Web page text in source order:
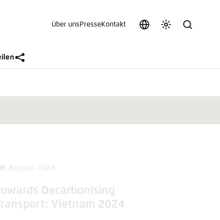
SpracheFarbschema
Suche
Über uns PresseKontakt
August 2024
Decarbonising
Vietnam 2024